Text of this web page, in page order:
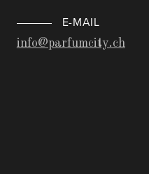
E-MAIL
info@parfumcity.ch